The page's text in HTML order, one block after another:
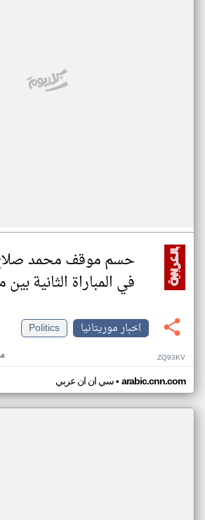
حسم موقف محمد
في المباراة الثانية
اخبار موريتانيا
Politics
ZQ93KV
سي ان ان عربي• arabic.cnn.com